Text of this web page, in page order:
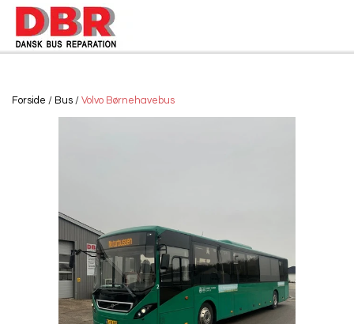
Forside Bus Volvo Børnehavebus